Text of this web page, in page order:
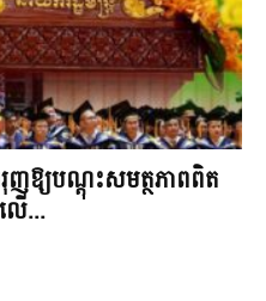
ឱ្យបណ្តុះសមត្ថភាពពិត
ើ...